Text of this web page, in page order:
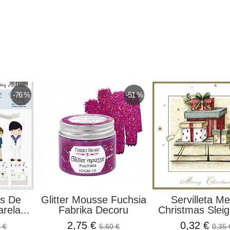
Hada De
El...
€
Ecopiel Aquamarine
Stafil
2,66 €
Papel
Ventana
1,75